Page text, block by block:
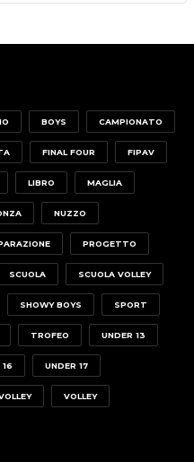
BOYS CAMPIONATO
FINAL FOUR FIPAV
LIBRO MAGLIA
NUZZO
PROGETTO
SCUOLA SCUOLA VOLLEY
SHOWY BOYS SPORT
TROFEO UNDER 13
16 UNDER 17
VOLLEY